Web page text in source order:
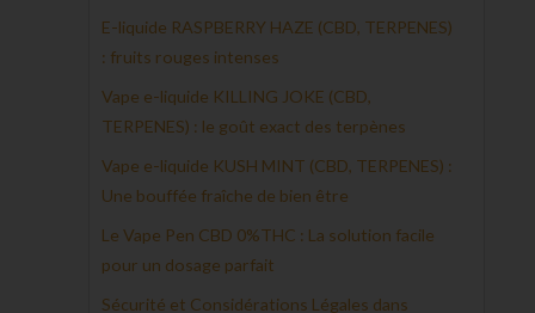
E-liquide RASPBERRY HAZE (CBD, TERPENES)
: fruits rouges intenses
Vape e-liquide KILLING JOKE (CBD,
TERPENES) : le goût exact des terpènes
Vape e-liquide KUSH MINT (CBD, TERPENES) :
Une bouffée fraîche de bien être
Le Vape Pen CBD 0%THC : La solution facile
pour un dosage parfait
Sécurité et Considérations Légales dans